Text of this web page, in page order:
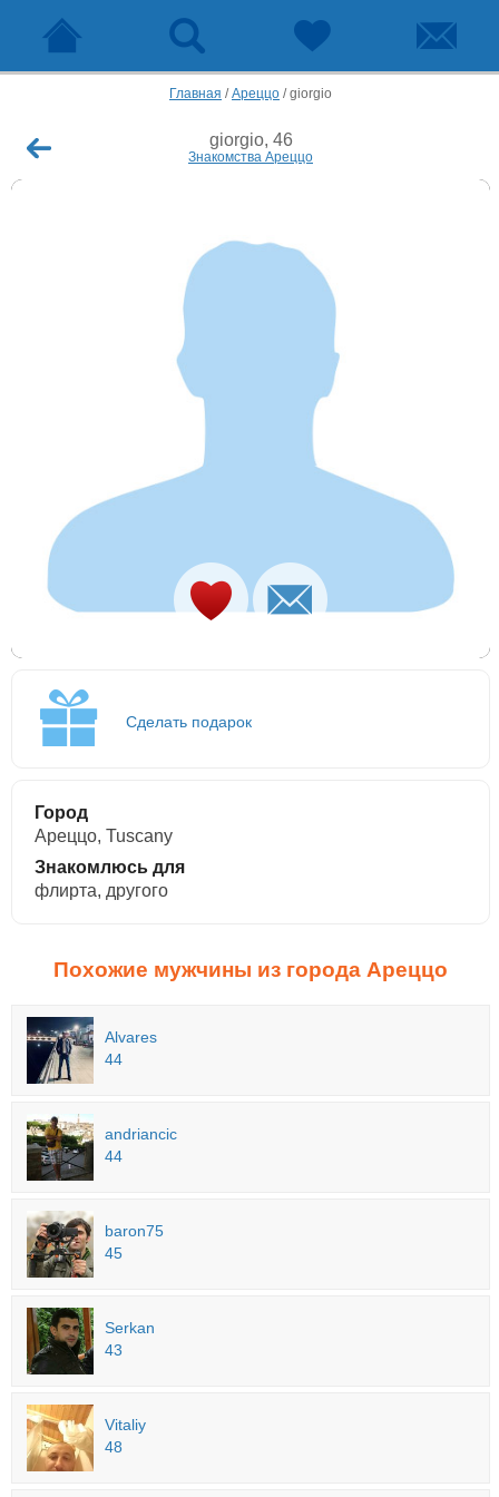
Главная /Ареццо /giorgio
giorgio, 46
Знакомства Ареццо
Сделать подарок
Город
Ареццо, Tuscany
Знакомлюсь для
флирта, другого
Похожие мужчины из города Ареццо
Alvares
44
andriancic
44
baron75
45
Serkan
43
Vitaliy
48